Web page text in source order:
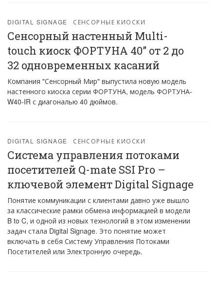
DIGITAL SIGNAGE СЕНСОРНЫЕ КИОСКИ
Сенсорный настенный Multi-
touch киоск ФОРТУНА 40” от 2 до
32 одновременных касаний
Компания "Сенсорный Мир" выпустила новую модель
настенного киоска серии ФОРТУНА, модель ФОРТУНА-
W40-IR с диагональю 40 дюймов.
DIGITAL SIGNAGE СЕНСОРНЫЕ КИОСКИ
Система управления потоками
посетителей Q-mate SSI Pro –
ключевой элемент Digital Signage
Понятие коммуникации с клиентами давно уже вышло
за классические рамки обмена информацией в модели
B to C, и одной из новых технологий в этом изменении
задач стала Digital Signage. Это понятие может
включать в себя Систему Управления Потоками
Посетителей или Электронную очередь.